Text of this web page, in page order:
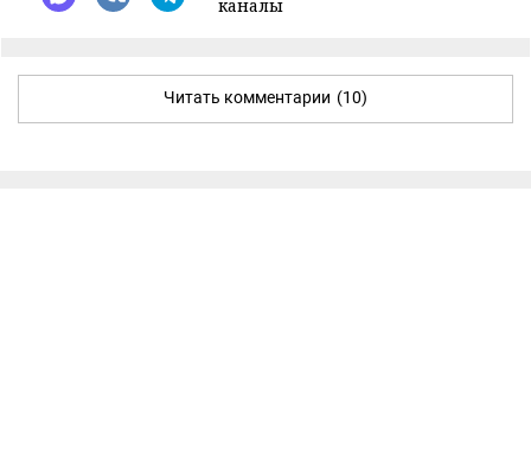
каналы
Читать комментарии (10)